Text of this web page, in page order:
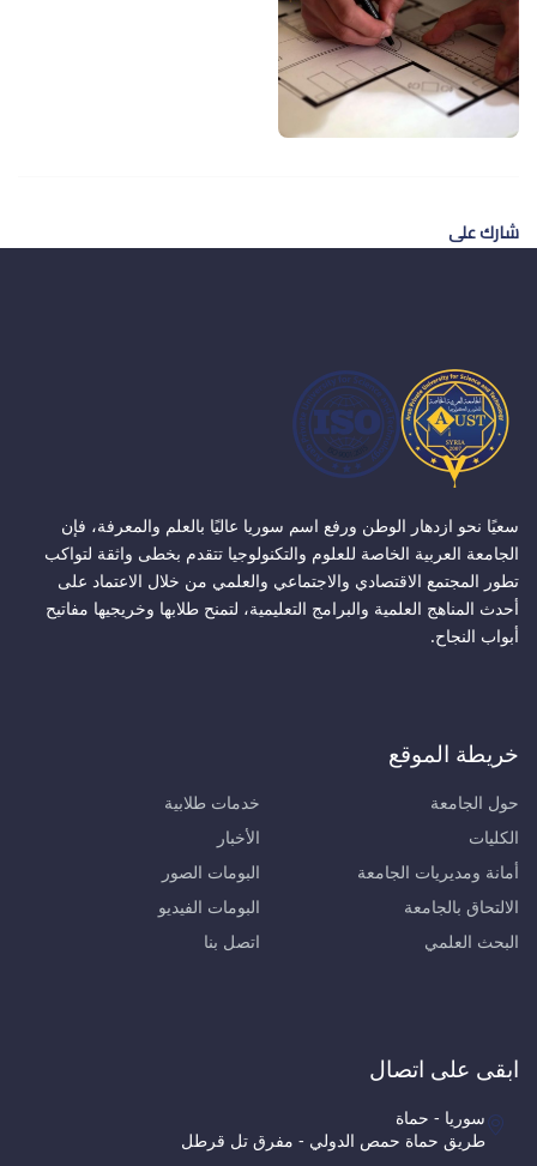
شارك على
سعيًا نحو ازدهار الوطن ورفع اسم سوريا عاليًا بالعلم والمعرفة، فإن
الجامعة العربية الخاصة للعلوم والتكنولوجيا تتقدم بخطى واثقة لتواكب
تطور المجتمع الاقتصادي والاجتماعي والعلمي من خلال الاعتماد على
أحدث المناهج العلمية والبرامج التعليمية، لتمنح طلابها وخريجيها مفاتيح
أبواب النجاح.
خريطة الموقع
حول الجامعة
الكليات
أمانة ومديريات الجامعة
الالتحاق بالجامعة
البحث العلمي
خدمات طلابية
الأخبار
البومات الصور
البومات الفيديو
اتصل بنا
ابقى على اتصال
سوريا - حماة
طريق حماة حمص الدولي - مفرق تل قرطل